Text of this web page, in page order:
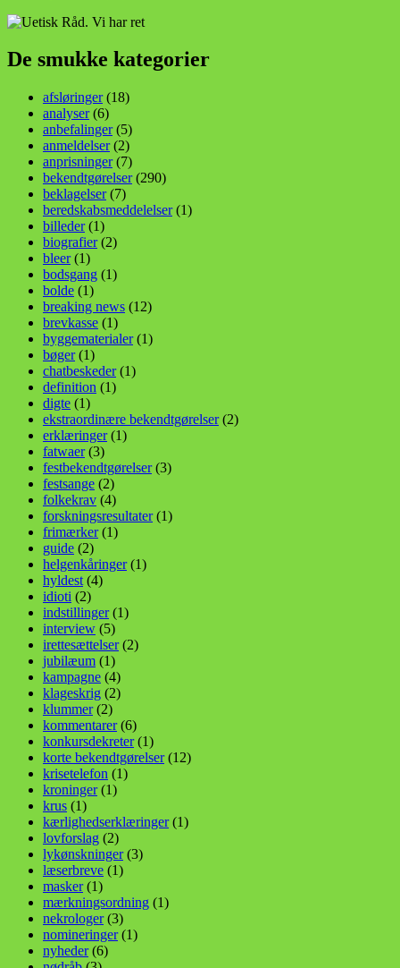
De smukke kategorier
afsløringer(18)
analyser(6)
anbefalinger(5)
anmeldelser(2)
anprisninger(7)
bekendtgørelser(290)
beklagelser(7)
beredskabsmeddelelser(1)
billeder(1)
biografier(2)
bleer(1)
bodsgang (1)
bolde (1)
breaking news (12)
brevkasse (1)
byggematerialer(1)
bøger(1)
chatbeskeder(1)
definition (1)
digte (1)
ekstraordinære bekendtgørelser(2)
erklæringer(1)
fatwaer(3)
festbekendtgørelser(3)
festsange (2)
folkekrav (4)
forskningsresultater(1)
frimærker(1)
guide (2)
helgenkåringer(1)
hyldest (4)
idioti (2)
indstillinger(1)
interview (5)
irettesættelser(2)
jubilæum (1)
kampagne (4)
klageskrig (2)
klummer(2)
kommentarer(6)
konkursdekreter(1)
korte bekendtgørelser(12)
krisetelefon (1)
kroninger(1)
krus (1)
kærlighedserklæringer(1)
lovforslag (2)
lykønskninger(3)
læserbreve (1)
masker(1)
mærkningsordning (1)
nekrologer(3)
nomineringer(1)
nyheder(6)